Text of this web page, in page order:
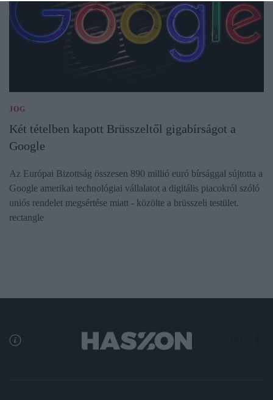
JOG
Két tételben kapott Brüsszeltől gigabírságot a
Google
Az Európai Bizottság összesen 890 millió euró bírsággal sújtotta a
Google amerikai technológiai vállalatot a digitális piacokról szóló
uniós rendelet megsértése miatt - közölte a brüsszeli testület.
rectangle